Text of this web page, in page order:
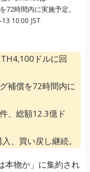
ドルに回
補償を72時間内に
、総額12.3億ド
、買い戻し継続。
本物か」に集約され